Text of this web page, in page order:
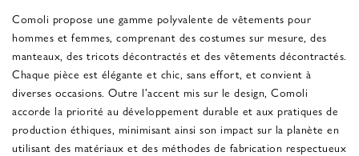
Comoli propose une gamme polyvalente de vêtements pour
hommes et femmes, comprenant des costumes sur mesure, des
manteaux, des tricots décontractés et des vêtements décontractés.
Chaque pièce est élégante et chic, sans effort, et convient à
diverses occasions. Outre l'accent mis sur le design, Comoli
accorde la priorité au développement durable et aux pratiques de
production éthiques, minimisant ainsi son impact sur la planète en
utilisant des matériaux et des méthodes de fabrication respectueux